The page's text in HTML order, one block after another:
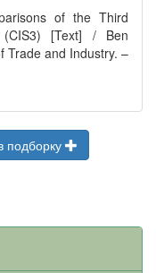
of the Third
(CIS3) [Text] / Ben
Trade and Industry. –
подборку